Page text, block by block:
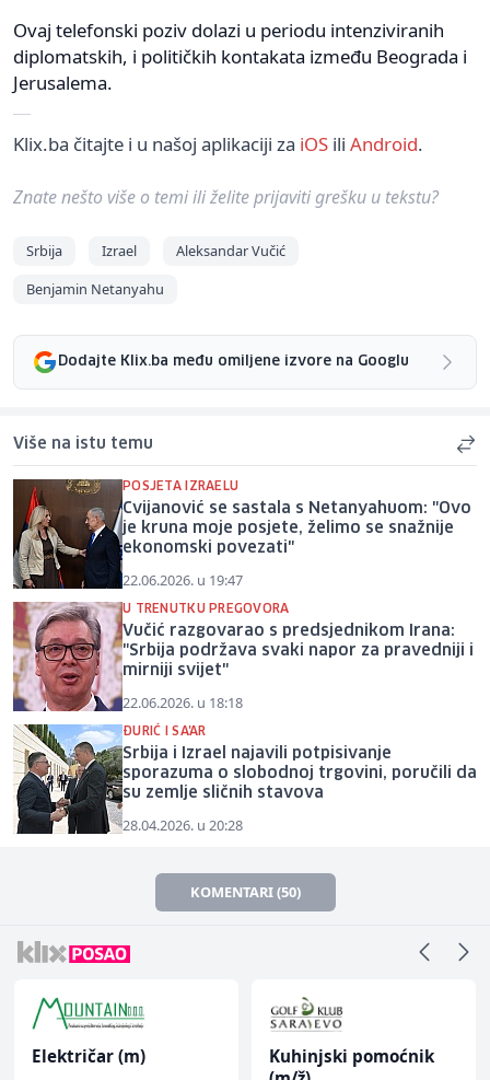
Ovaj telefonski poziv dolazi u periodu intenziviranih
diplomatskih, i političkih kontakata između Beograda i
Jerusalema.
Klix.ba čitajte i u našoj aplikaciji za iOS ili Android.
Znate nešto više o temi ili želite prijaviti grešku u tekstu?
Srbija Izrael
Aleksandar Vučić
Benjamin Netanyahu
Dodajte Klix.ba među omiljene izvore na Googlu
Više na istu temu
POSJETA IZRAELU
Cvijanović se sastala s Netanyahuom: "Ovo
je kruna moje posjete, želimo se snažnije
ekonomski povezati"
22.06.2026. u 19:47
U TRENUTKU PREGOVORA
Vučić razgovarao s predsjednikom Irana:
"Srbija podržava svaki napor za pravedniji i
mirniji svijet"
22.06.2026. u 18:18
ĐURIĆ I SA'AR
Srbija i Izrael najavili potpisivanje
sporazuma o slobodnoj trgovini, poručili da
su zemlje sličnih stavova
28.04.2026. u 20:28
KOMENTARI (50)
Električar (m)
Kuhinjski pomoćnik